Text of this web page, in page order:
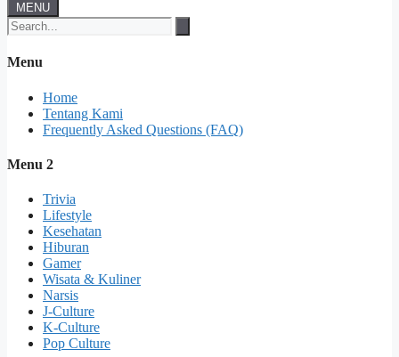
MENU
Menu
Home
Tentang Kami
Frequently Asked Questions (FAQ)
Menu 2
Trivia
Lifestyle
Kesehatan
Hiburan
Gamer
Wisata & Kuliner
Narsis
J-Culture
K-Culture
Pop Culture